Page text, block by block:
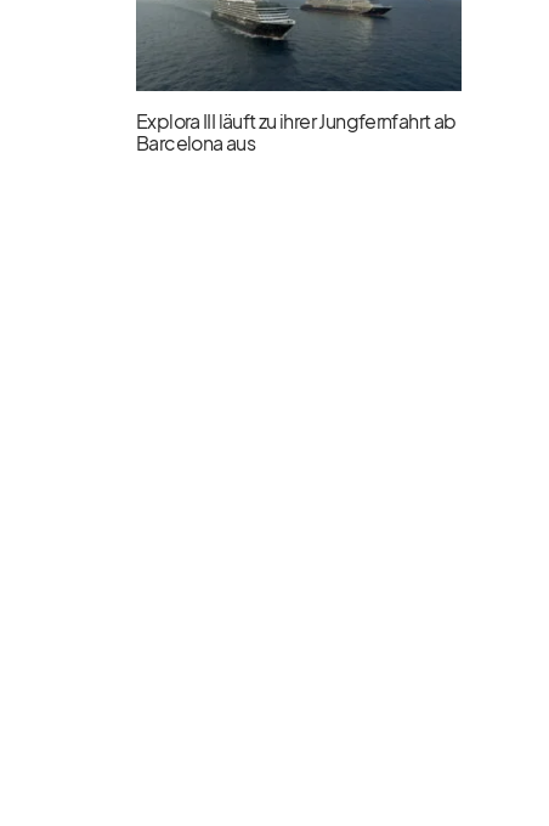
Explora III läuft zu ihrer Jungfernfahrt ab
Barcelona aus